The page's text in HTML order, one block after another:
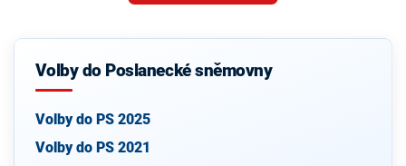
Volby do Poslanecké sněmovny
Volby do PS 2025
Volby do PS 2021